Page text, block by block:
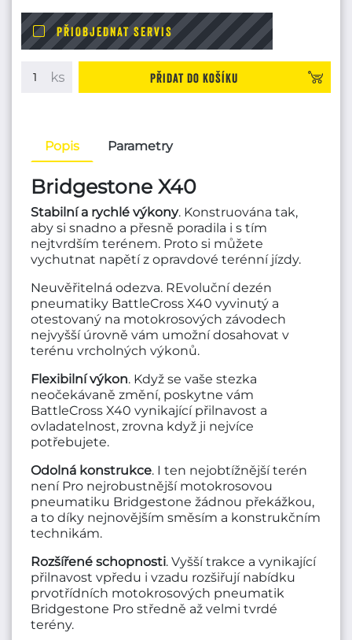
PŘIOBJEDNAT SERVIS
Přidat do košíku
Popis Parametry
Bridgestone X40
Stabilní a rychlé výkony. Konstruována tak,
aby si snadno a přesně poradila i s tím
nejtvrdším terénem. Proto si můžete
vychutnat napětí z opravdové terénní jízdy.
Neuvěřitelná odezva. REvoluční dezén
pneumatiky BattleCross X40 vyvinutý a
otestovaný na motokrosových závodech
nejvyšší úrovně vám umožní dosahovat v
terénu vrcholných výkonů.
Flexibilní výkon. Když se vaše stezka
neočekávaně změní, poskytne vám
BattleCross X40 vynikající přilnavost a
ovladatelnost, zrovna když ji nejvíce
potřebujete.
Odolná konstrukce. I ten nejobtížnější terén
není Pro nejrobustnější motokrosovou
pneumatiku Bridgestone žádnou překážkou,
a to díky nejnovějším směsím a konstrukčním
technikám.
Rozšířené schopnosti. Vyšší trakce a vynikající
přilnavost vpředu i vzadu rozšiřují nabídku
prvotřídních motokrosových pneumatik
Bridgestone Pro středně až velmi tvrdé
terény.